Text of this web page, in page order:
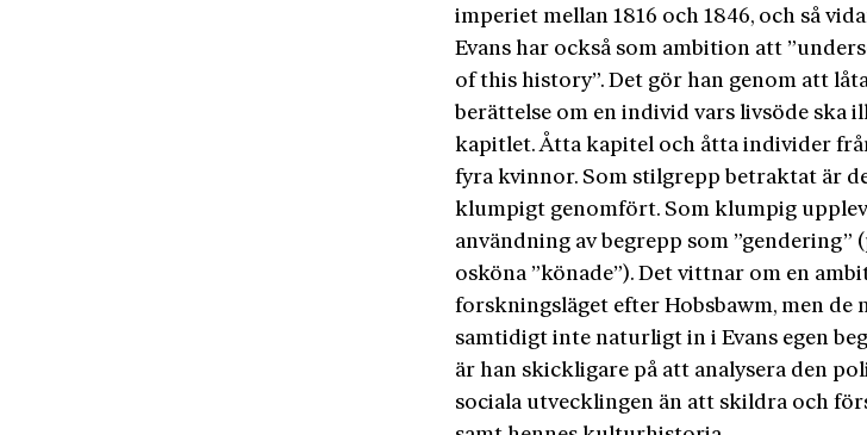
imperiet mellan 1816 och 1846, och så
Evans har också som ambition att
of this history”. Det gör han genom att
berättelse om en individ vars livsöde ska
kapitlet. Åtta kapitel och åtta individer
fyra kvinnor. Som stilgrepp betraktat är
klumpigt genomfört. Som klumpig
användning av begrepp som ”gendering”
osköna ”könade”). Det vittnar om en
forskningsläget efter Hobsbawm, men de
samtidigt inte naturligt in i Evans egen
är han skickligare på att analysera den
sociala utvecklingen än att skildra och